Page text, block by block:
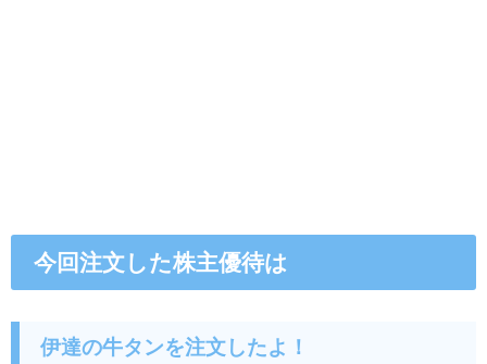
今回注文した株主優待は
伊達の牛タンを注文したよ！